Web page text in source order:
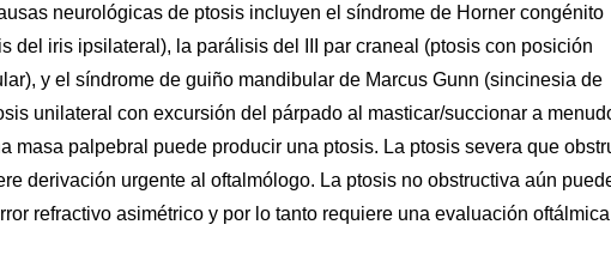
neurológicas de ptosis incluyen el síndrome de Horner congénito
del iris ipsilateral), la parálisis del III par craneal (ptosis con posición
y el síndrome de guiño mandibular de Marcus Gunn (sincinesia de
unilateral con excursión del párpado al masticar/succionar a
masa palpebral puede producir una ptosis. La ptosis severa que
derivación urgente al oftalmólogo. La ptosis no obstructiva aún
refractivo asimétrico y por lo tanto requiere una evaluación